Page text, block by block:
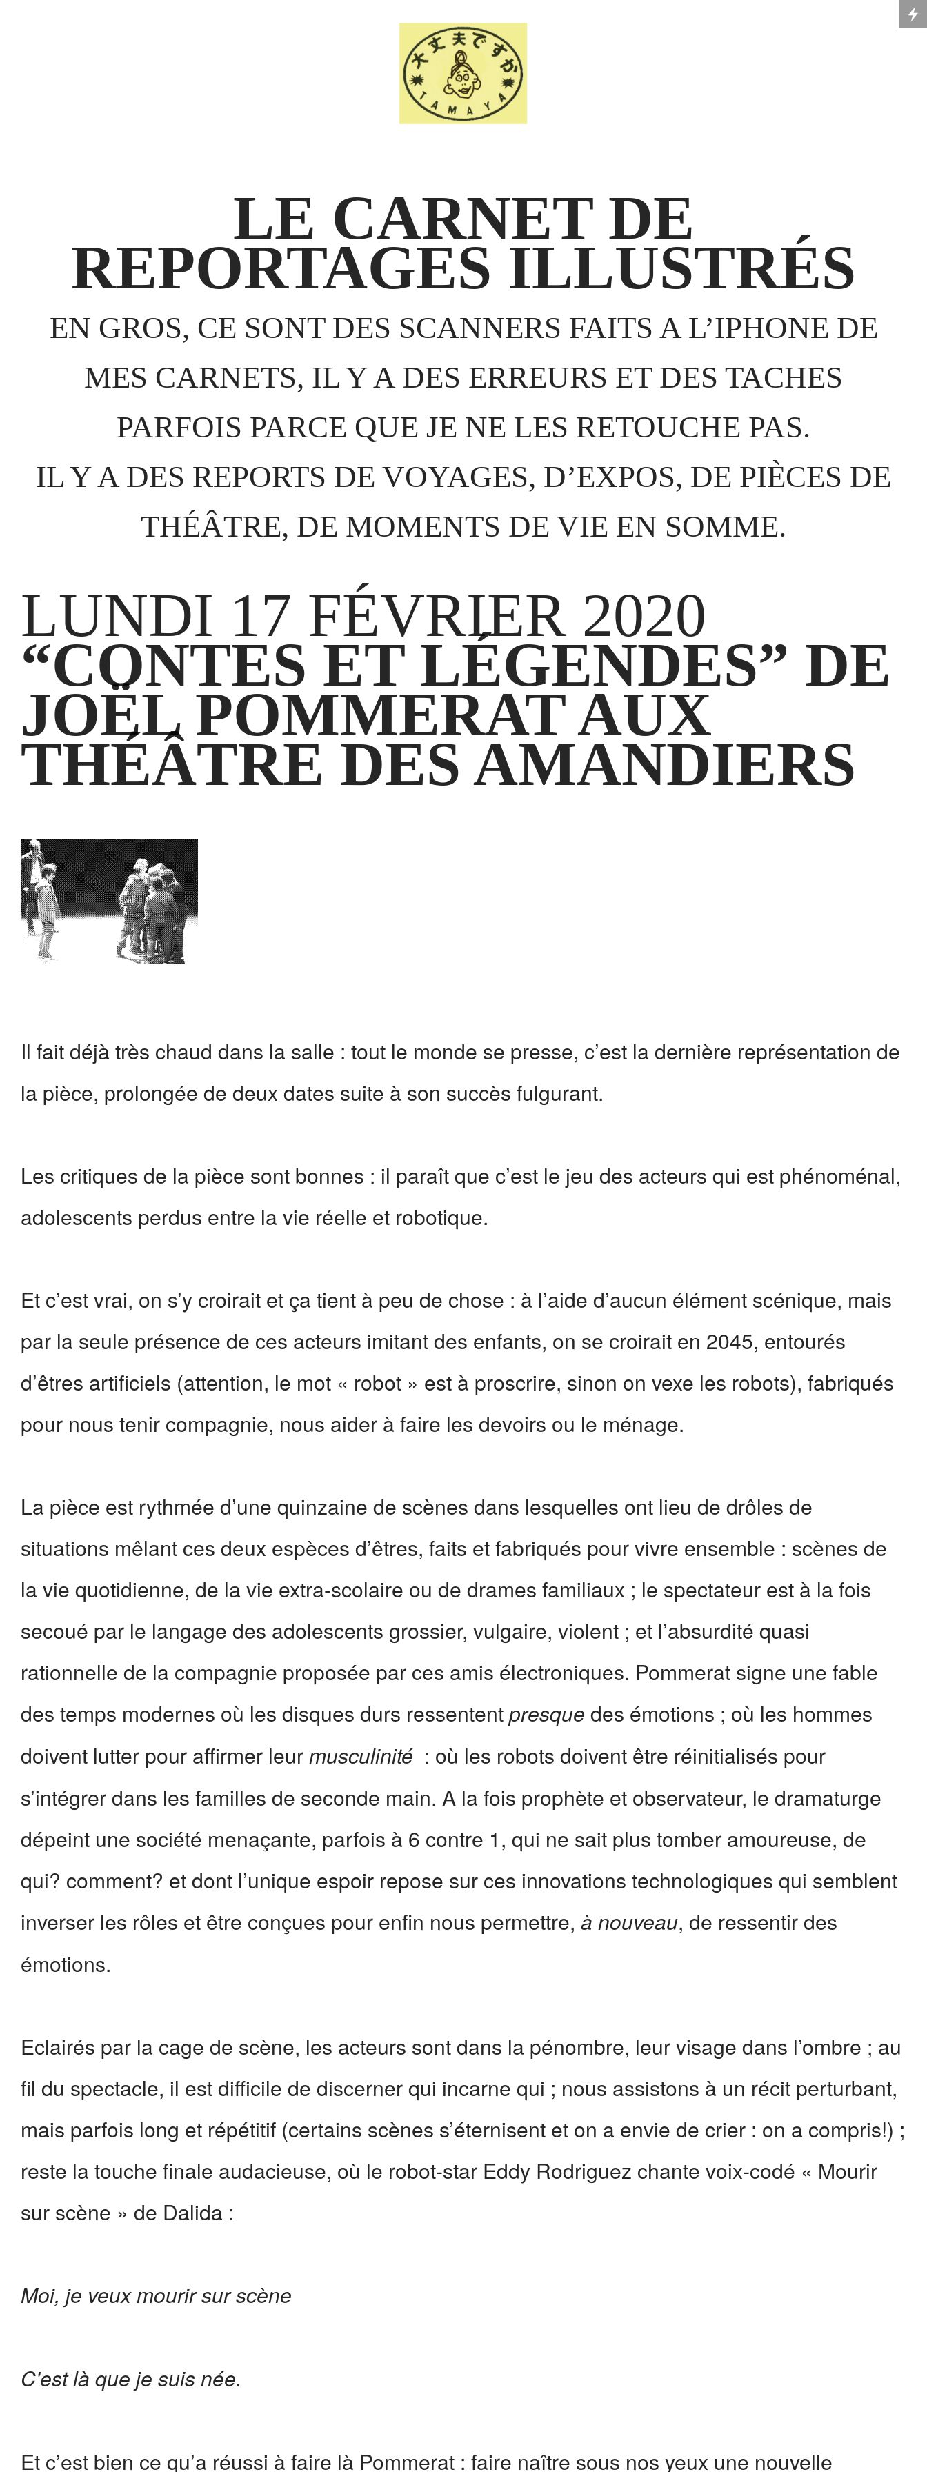
LE CARNET DE
REPORTAGES ILLUSTRÉS
EN GROS, CE SONT DES SCANNERS FAITS A L’IPHONE DE
MES CARNETS, IL Y A DES ERREURS ET DES TACHES
PARFOIS PARCE QUE JE NE LES RETOUCHE PAS.
IL Y A DES REPORTS DE VOYAGES, D’EXPOS, DE PIÈCES DE
THÉÂTRE, DE MOMENTS DE VIE EN SOMME.
LUNDI 17 FÉVRIER 2020
“CONTES ET LÉGENDES” DE
JOËL POMMERAT AUX
THÉÂTRE DES AMANDIERS
Il fait déjà très chaud dans la salle : tout le monde se presse, c’est la dernière représentation de
la pièce, prolongée de deux dates suite à son succès fulgurant.
Les critiques de la pièce sont bonnes : il paraît que c’est le jeu des acteurs qui est phénoménal,
adolescents perdus entre la vie réelle et robotique.
Et c’est vrai, on s’y croirait et ça tient à peu de chose : à l’aide d’aucun élément scénique, mais
par la seule présence de ces acteurs imitant des enfants, on se croirait en 2045, entourés
d’êtres artificiels (attention, le mot « robot » est à proscrire, sinon on vexe les robots), fabriqués
pour nous tenir compagnie, nous aider à faire les devoirs ou le ménage.
La pièce est rythmée d’une quinzaine de scènes dans lesquelles ont lieu de drôles de
situations mêlant ces deux espèces d’êtres, faits et fabriqués pour vivre ensemble : scènes de
la vie quotidienne, de la vie extra-scolaire ou de drames familiaux ; le spectateur est à la fois
secoué par le langage des adolescents grossier, vulgaire, violent ; et l’absurdité quasi
rationnelle de la compagnie proposée par ces amis électroniques. Pommerat signe une fable
des temps modernes où les disques durs ressententpresque des émotions ; où les hommes
doivent lutter pour affirmer leurmusculinité : où les robots doivent être réinitialisés pour
s’intégrer dans les familles de seconde main. A la fois prophète et observateur, le dramaturge
dépeint une société menaçante, parfois à 6 contre 1, qui ne sait plus tomber amoureuse, de
qui? comment? et dont l’unique espoir repose sur ces innovations technologiques qui semblent
inverser les rôles et être conçues pour enfin nous permettre,à nouveau, de ressentir des
émotions.
Eclairés par la cage de scène, les acteurs sont dans la pénombre, leur visage dans l’ombre ; au
fil du spectacle, il est difficile de discerner qui incarne qui ; nous assistons à un récit perturbant,
mais parfois long et répétitif (certains scènes s’éternisent et on a envie de crier : on a compris!) ;
reste la touche finale audacieuse, où le robot-star Eddy Rodriguez chante voix-codé « Mourir
sur scène » de Dalida :
Moi, je veux mourir sur scène
C'est là que je suis née.
Et c’est bien ce qu’a réussi à faire là Pommerat : faire naître sous nos yeux une nouvelle